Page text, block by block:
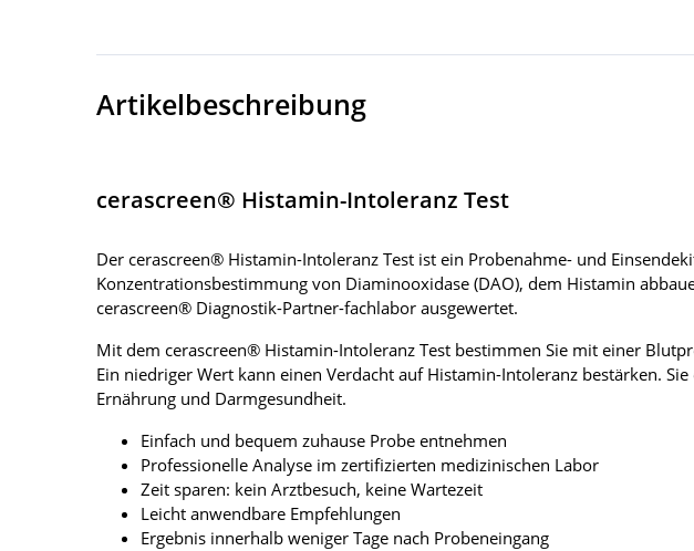
Artikelbeschreibung
cerascreen® Histamin-Intoleranz Test
Der cerascreen® Histamin-Intoleranz Test ist ein Probenahme- und
Konzentrationsbestimmung von Diaminooxidase (DAO), dem Histamin
cerascreen® Diagnostik-Partner-fachlabor ausgewertet.
Mit dem cerascreen® Histamin-Intoleranz Test bestimmen Sie mit einer
Ein niedriger Wert kann einen Verdacht auf Histamin-Intoleranz bestärken.
Ernährung und Darmgesundheit.
Einfach und bequem zuhause Probe entnehmen
Professionelle Analyse im zertifizierten medizinischen Labor
Zeit sparen: kein Arztbesuch, keine Wartezeit
Leicht anwendbare Empfehlungen
Ergebnis innerhalb weniger Tage nach Probeneingang